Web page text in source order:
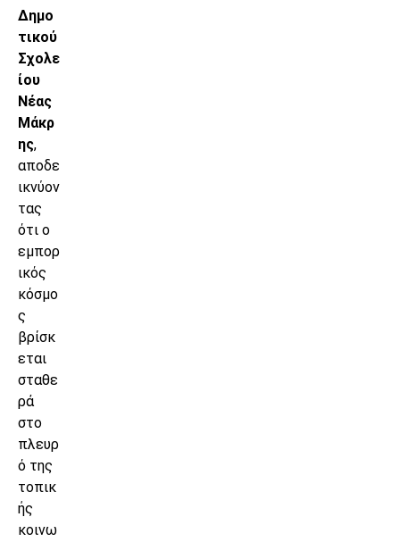
Δημο
τικού
Σχολε
ίου
Νέας
Μάκρ
ης,
αποδε
ικνύον
τας
ότι ο
εμπορ
ικός
κόσμο
ς
βρίσκ
εται
σταθε
ρά
στο
πλευρ
ό της
τοπικ
ής
κοινω